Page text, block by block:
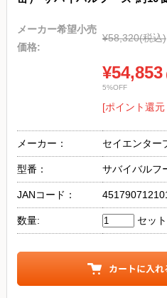
メーカー希望小売
価格:
¥58,320(税込)
¥54,853
5%OFF
[ポイント還
メーカー： セイエンター
型番： サバイバル
JANコード：
数量: セット